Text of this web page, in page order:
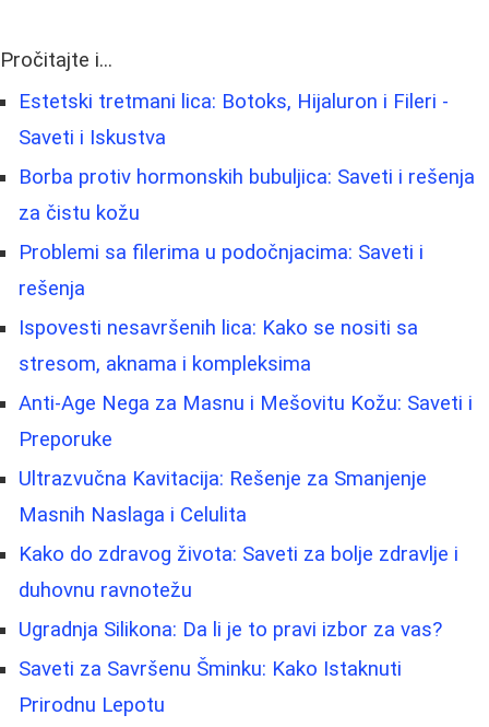
Pročitajte i...
Estetski tretmani lica: Botoks, Hijaluron i Fileri -
Saveti i Iskustva
Borba protiv hormonskih bubuljica: Saveti i rešenja
za čistu kožu
Problemi sa filerima u podočnjacima: Saveti i
rešenja
Ispovesti nesavršenih lica: Kako se nositi sa
stresom, aknama i kompleksima
Anti-Age Nega za Masnu i Mešovitu Kožu: Saveti i
Preporuke
Ultrazvučna Kavitacija: Rešenje za Smanjenje
Masnih Naslaga i Celulita
Kako do zdravog života: Saveti za bolje zdravlje i
duhovnu ravnotežu
Ugradnja Silikona: Da li je to pravi izbor za vas?
Saveti za Savršenu Šminku: Kako Istaknuti
Prirodnu Lepotu